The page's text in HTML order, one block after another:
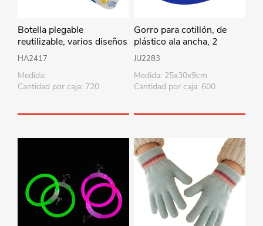
Botella plegable
reutilizable, varios diseños
HA2417
Medida:
Cantidad por caja: 720
Gorro para cotillón, de
plástico ala ancha, 2
diseños
JU2283
Medida: 25x30x9cm
Cantidad por caja: 600